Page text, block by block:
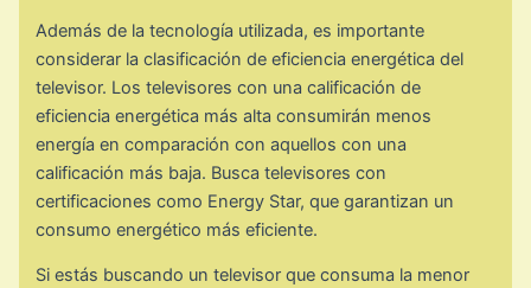
Además de la tecnología utilizada, es importante
considerar la clasificación de eficiencia energética del
televisor. Los televisores con una calificación de
eficiencia energética más alta consumirán menos
energía en comparación con aquellos con una
calificación más baja. Busca televisores con
certificaciones como Energy Star, que garantizan un
consumo energético más eficiente.
Si estás buscando un televisor que consuma la menor